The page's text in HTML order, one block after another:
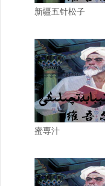
新疆五针松子
蜜専汁